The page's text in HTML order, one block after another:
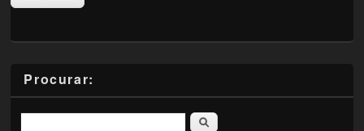
Procurar:
Pesquisar